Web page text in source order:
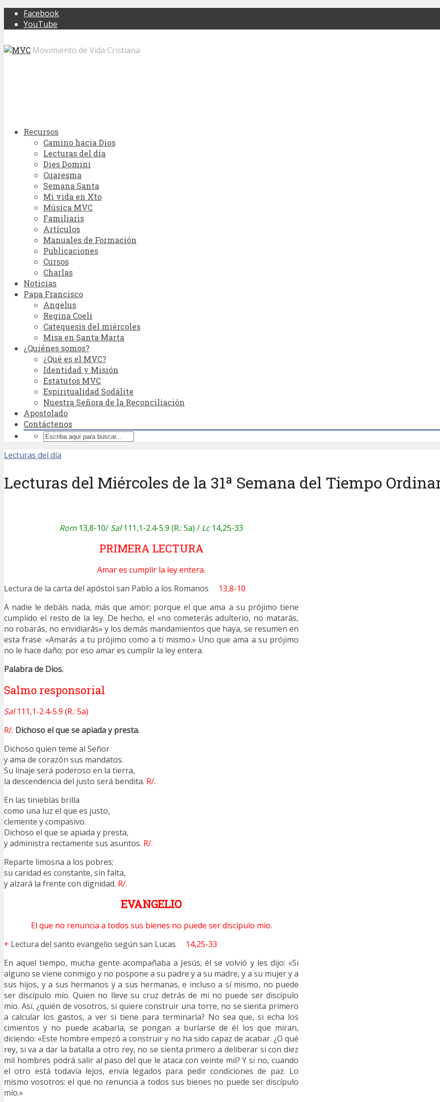
Facebook
YouTube
Movimiento de Vida Cristiana
Recursos
Camino hacia Dios
Lecturas del día
Dies Domini
Cuaresma
Semana Santa
Mi vida en Xto
Música MVC
Familiaris
Artículos
Manuales de Formación
Publicaciones
Cursos
Charlas
Noticias
Papa Francisco
Angelus
Regina Coeli
Catequesis del miércoles
Misa en Santa Marta
¿Quiénes somos?
¿Qué es el MVC?
Identidad y Misión
Estatutos MVC
Espiritualidad Sodálite
Nuestra Señora de la Reconciliación
Apostolado
Contáctenos
Lecturas del día
Lecturas del Miércoles de la 31ª Semana del Tiempo
Rom 13,8-10/ Sal111,1-2.4-5.9 (R.: 5a) / Lc14,25-33
PRIMERA LECTURA
Amar es cumplir la ley entera.
Lectura de la carta del apóstol san Pablo a los Romanos 13,8-10
A nadie le debáis nada, más que amor; porque el que ama a su prójimo tiene
cumplido el resto de la ley. De hecho, el «no cometerás adulterio, no matarás,
no robarás, no envidiarás» y los demás mandamientos que haya, se resumen en
esta frase: «Amarás a tu prójimo como a ti mismo.» Uno que ama a su prójimo
no le hace daño; por eso amar es cumplir la ley entera.
Palabra de Dios.
Salmo responsorial
Sal111,1-2.4-5.9 (R.: 5a)
R/. Dichoso el que se apiada y presta.
Dichoso quien teme al Señor
y ama de corazón sus mandatos.
Su linaje será poderoso en la tierra,
la descendencia del justo será bendita. R/.
En las tinieblas brilla
como una luz el que es justo,
clemente y compasivo.
Dichoso el que se apiada y presta,
y administra rectamente sus asuntos. R/.
Reparte limosna a los pobres;
su caridad es constante, sin falta,
y alzará la frente con dignidad. R/.
EVANGELIO
El que no renuncia a todos sus bienes no puede ser discípulo mío.
+ Lectura del santo evangelio según san Lucas 14,25-33
En aquel tiempo, mucha gente acompañaba a Jesús; él se volvió y les dijo: «Si
alguno se viene conmigo y no pospone a su padre y a su madre, y a su mujer y a
sus hijos, y a sus hermanos y a sus hermanas, e incluso a sí mismo, no puede
ser discípulo mío. Quien no lleve su cruz detrás de mi no puede ser discípulo
mio. Así, ¿quién de vosotros, si quiere construir una torre, no se sienta primero
a calcular los gastos, a ver si tiene para terminarla? No sea que, si echa los
cimientos y no puede acabarla, se pongan a burlarse de él los que miran,
diciendo: «Este hombre empezó a construir y no ha sido capaz de acabar. ¿O qué
rey, si va a dar la batalla a otro rey, no se sienta primero a deliberar si con diez
mil hombres podrá salir al paso del que le ataca con veinte mil? Y si no, cuando
el otro está todavía lejos, envía legados para pedir condiciones de paz. Lo
mismo vosotros: el que no renuncia a todos sus bienes no puede ser discípulo
mío.»